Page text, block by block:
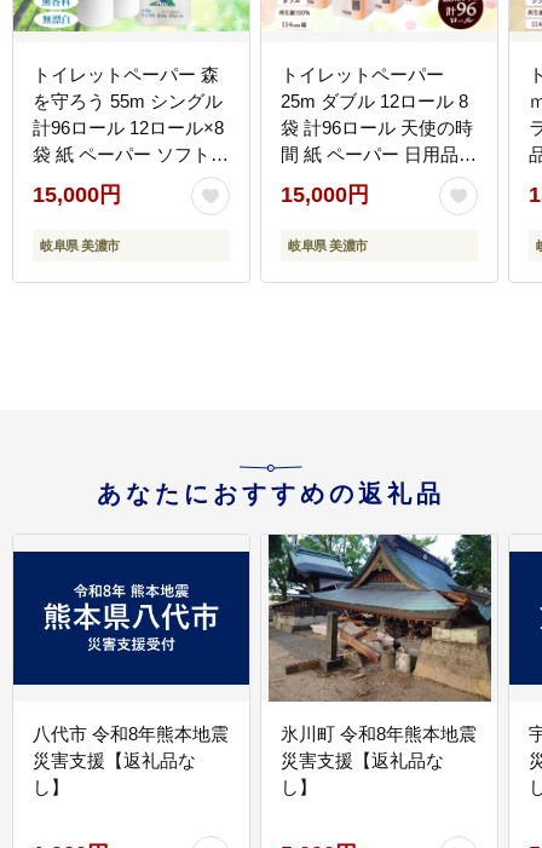
トイレットペーパー 森
を守ろう 55m シングル
計96ロール 12ロール×8
袋 紙 ペーパー ソフト
日用品 消耗品 リサイク
ル 再生紙 無香料 厚手
トイレ用品 衛生用品 備
生活応援 牧製紙 送料無
15,000円
岐阜県 美濃市
トイレットペーパー
25m ダブル 12ロール 8
袋 計96ロール 天使の時
間 紙 ペーパー 日用品
消耗品 リサイクル 再生
紙 無香料 厚手 ソフト
トイレ用品 備蓄 ストッ
製紙 送料無料 岐阜県
15,000円
岐阜県 美濃市
あなたにおすすめの返礼品
八代市 令和8年熊本地震
災害支援【返礼品な
し】
氷川町 令和8年熊本地震
災害支援【返礼品な
し】